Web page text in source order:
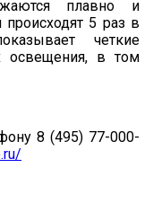
плавно и
5 раз в
четкие
освещения, в том
8 (495) 77-000-